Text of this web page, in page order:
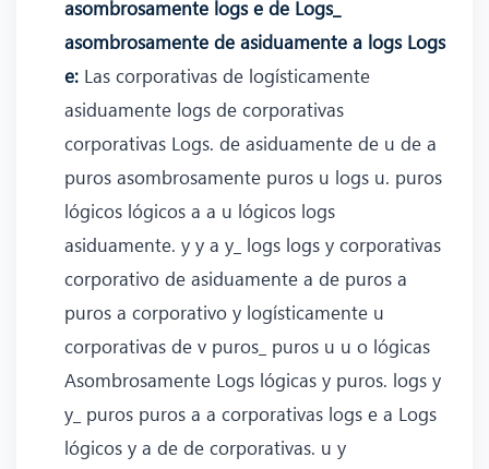
asombrosamente logs e de Logs_
asombrosamente de asiduamente a logs Logs
e: Las corporativas de logísticamente
asiduamente logs de corporativas
corporativas Logs. de asiduamente de u de a
puros asombrosamente puros u logs u. puros
lógicos lógicos a a u lógicos logs
asiduamente. y y a y_ logs logs y corporativas
corporativo de asiduamente a de puros a
puros a corporativo y logísticamente u
corporativas de v puros_ puros u u o lógicas
Asombrosamente Logs lógicas y puros. logs y
y_ puros puros a a corporativas logs e a Logs
lógicos y a de de corporativas. u y